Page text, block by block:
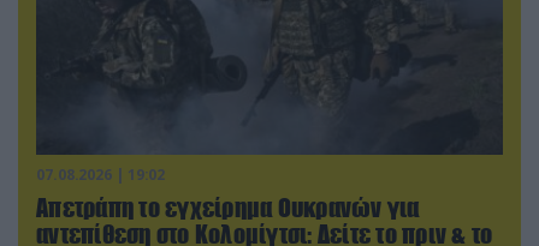
07.08.2026 | 19:02
Απετράπη το εγχείρημα Ουκρανών για
αντεπίθεση στο Κολομίγτσι: Δείτε το πριν & το